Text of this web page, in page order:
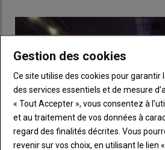
Gestion des cookies
Ce site utilise des cookies pour
des services essentiels et de mesure
« Tout Accepter », vous consentez à
et au traitement de vos données à
regard des finalités décrites. Vous
revenir sur vos choix, en utilisant le lien